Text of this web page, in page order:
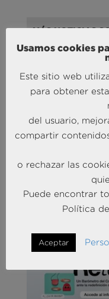
MÁS NOTICIAS
experiencias
MÁS NOTICIAS
EXPERIENCE
Usamos cookies
Este sitio web
para obtener
del usuario,
compartir
o rechazar las
Puede encontrar
Política
Aceptar